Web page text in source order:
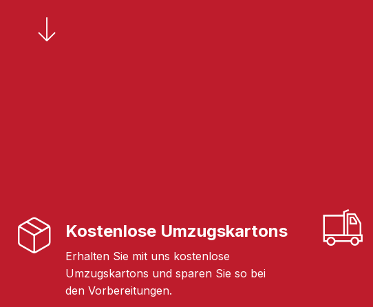
Kostenlose Umzugskartons
Erhalten Sie mit uns kostenlose
Umzugskartons und sparen Sie so bei
den Vorbereitungen.